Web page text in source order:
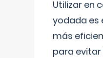
Utilizar en
yodada es
más
para